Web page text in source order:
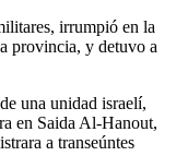
irrumpió en la
provincia, y detuvo a
una unidad israelí,
en Saida Al-Hanout,
a transeúntes